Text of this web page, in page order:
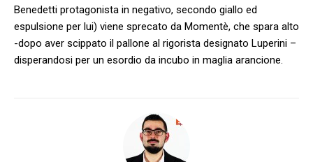
Benedetti protagonista in negativo, secondo giallo ed
espulsione per lui) viene sprecato da Momentè, che spara alto
-dopo aver scippato il pallone al rigorista designato Luperini –
disperandosi per un esordio da incubo in maglia arancione.